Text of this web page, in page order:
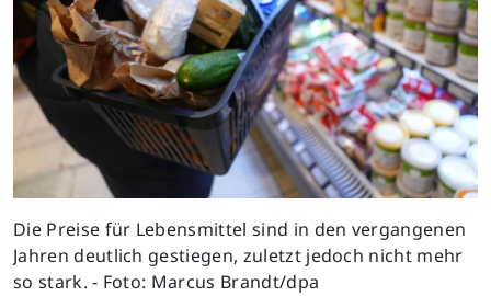
Die Preise für Lebensmittel sind in den vergangenen
Jahren deutlich gestiegen, zuletzt jedoch nicht mehr
so stark. - Foto: Marcus Brandt/dpa